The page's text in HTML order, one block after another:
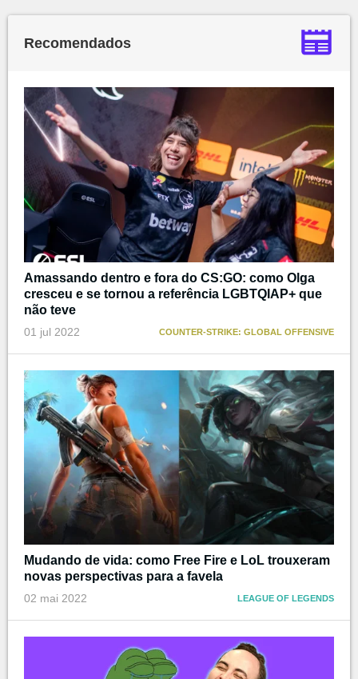
Recomendados
Amassando dentro e fora do CS:GO: como Olga
cresceu e se tornou a referência LGBTQIAP+ que
não teve
01 jul 2022 COUNTER-STRIKE: GLOBAL OFFENSIVE
Mudando de vida: como Free Fire e LoL trouxeram
novas perspectivas para a favela
02 mai 2022 LEAGUE OF LEGENDS